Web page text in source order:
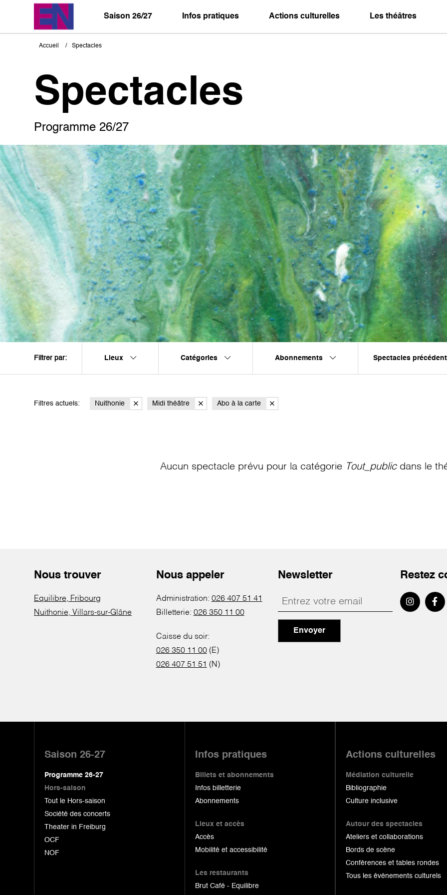
Saison 26/27 Infos pratiques Actions culturelles Les théâtres
Fil
Accueil Spectacles
Spectacles
Programme 26/27
Filtrer par: Lieux Catégories Abonnements Spectacles
Filtres actuels: Nuithonie Midi théâtre Abo à la carte
Aucun spectacle prévu pour la catégorie Tout_publicdans le
Nous trouver
Equilibre, Fribourg
Nuithonie, Villars-sur-Glâne
Nous appeler
Administration: 026 407 51 41
Billetterie: 026 350 11 00
Caisse du soir:
026 350 11 00(E)
026 407 51 51 (N)
Newsletter
Envoyer
Restez
Saison 26-27
Programme 26-27
Hors-saison
Tout le Hors-saison
Société des concerts
Theater in Freiburg
OCF
NOF
Infos pratiques
Billets et abonnements
Infos billetterie
Abonnements
Lieux et accès
Accès
Mobilité et accessibilité
Les restaurants
Brut Café - Equilibre
Actions culturelles
Médiation culturelle
Bibliographie
Culture inclusive
Autour des spectacles
Ateliers et collaborations
Bords de scène
Conférences et tables rondes
Tous les événements culturels